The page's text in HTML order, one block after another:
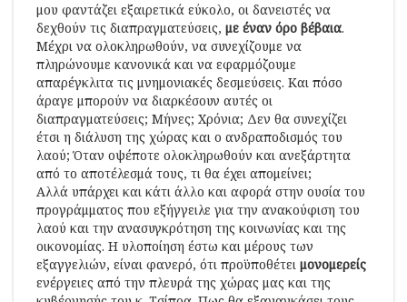
μου φαντάζει εξαιρετικά εύκολο, οι δανειστές να
δεχθούν τις διαπραγματεύσεις, με έναν όρο βέβαια.
Μέχρι να ολοκληρωθούν, να συνεχίζουμε να
πληρώνουμε κανονικά και να εφαρμόζουμε
απαρέγκλιτα τις μνημονιακές δεσμεύσεις. Και πόσο
άραγε μπορούν να διαρκέσουν αυτές οι
διαπραγματεύσεις; Μήνες; Χρόνια; Δεν θα συνεχίζει
έτσι η διάλυση της χώρας και ο ανδραποδισμός του
λαού; Όταν οψέποτε ολοκληρωθούν και ανεξάρτητα
από το αποτέλεσμά τους, τι θα έχει απομείνει;
Αλλά υπάρχει και κάτι άλλο και αφορά στην ουσία του
προγράμματος που εξήγγειλε για την ανακούφιση του
λαού και την ανασυγκρότηση της κοινωνίας και της
οικονομίας. Η υλοποίηση έστω και μέρους των
εξαγγελιών, είναι φανερό, ότι προϋποθέτει μονομερείς
ενέργειες από την πλευρά της χώρας μας και της